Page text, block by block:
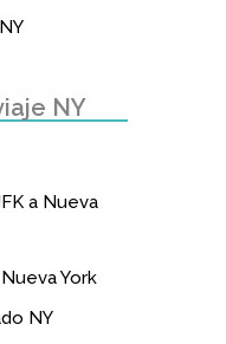
NY
NY
a Nueva
York
NY